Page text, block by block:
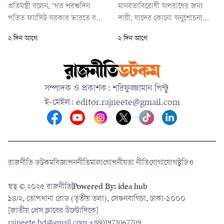
প্রতিমন্ত্রী বলেন, ‘গত পরশুদিন
পতিত ফ্যাসিট সরকার ভারতে বসে
এর প্রেক্ষিতে আমাদের পররাষ্ট্র
জানিয়েছে। সে ধরনের প্রতিবাদ এর
আগে কোনো সরকার জানাতে
২ দিন আগে
মানবতাবিরোধী অপরাধের জন্য
দায়ী, যাদের কোনো অনুশোচনা
ক্ষমা প্রার্থনা করে নাই, তাদের
কখনো গ্রহণ করবে না।’
২ দিন আগে
সম্পাদক ও প্রকাশক: শরিফুজ্জামান পিন্টু
ই-মেইল: editor.rajneete@gmail.com
রাজনীতি ডটকমবিজ্ঞাপননীতিমালাগোপনীয়তা নীতিযোগাযোগস্টুডিও
স্বত্ব © ২০২৫ রাজনীতিPowered By: idea hub
১৪/২, তোপখানা রোড (তৃতীয় তলা), সেগুনবাগিচা, ঢাকা-১০০০
[জাতীয় প্রেস ক্লাবের উল্টোদিকে]